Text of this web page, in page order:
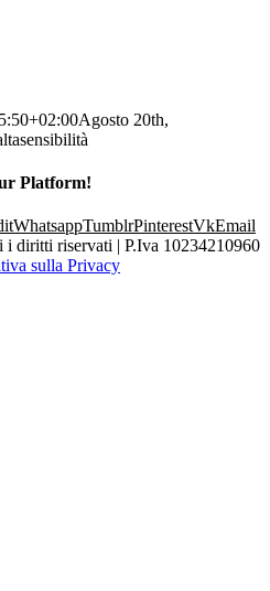
Agosto 20th,
Platform!
WhatsappTumblrPinterestVkEmail
diritti riservati | P.Iva 10234210960
sulla Privacy